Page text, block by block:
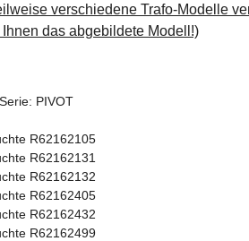
verschiedene Trafo-Modelle
das abgebildete Modell!)
PIVOT
R62162105
R62162131
R62162132
R62162405
R62162432
R62162499